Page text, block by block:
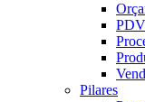
PDV
Pilares